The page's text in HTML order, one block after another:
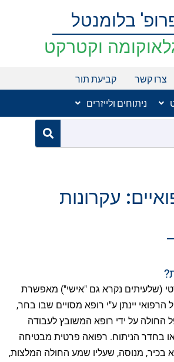
בלומנטל
וקטרקט
צרו קשר קביעת תור
ניתוחים ולייזרים
עקרונות
(שלעיתים נקרא גם "אישי") מאפשרת
הרפואי יינתן ע"י רופא מסויים שבו בחר,
החולה על ידי רופא המשובץ לעבודה
בחדר הניתוח. רפואה פרטית מבטיחה
בכיר, מנוסה, שעליו שמע החולה המלצות,